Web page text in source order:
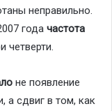
неправильно.
года частота
четверти.
не появление
а сдвиг в том, как